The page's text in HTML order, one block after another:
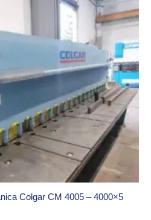
Colgar CM 4005 – 4000×5